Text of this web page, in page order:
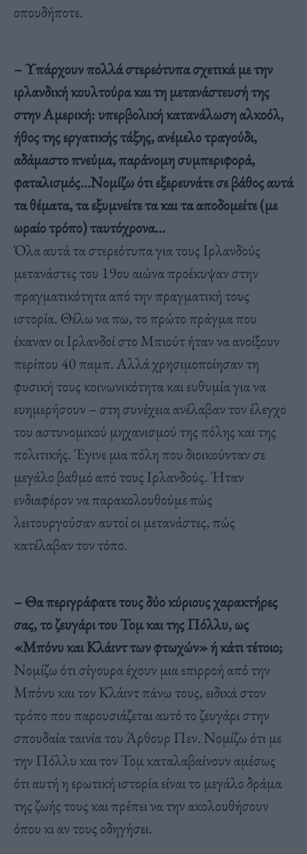
οπουδήποτε.
– Υπάρχουν πολλά στερεότυπα σχετικά με την
ιρλανδική κουλτούρα και τη μετανάστευσή της
στην Αμερική: υπερβολική κατανάλωση αλκοόλ,
ήθος της εργατικής τάξης, ανέμελο τραγούδι,
αδάμαστο πνεύμα, παράνομη συμπεριφορά,
φαταλισμός…Νομίζω ότι εξερευνάτε σε βάθος αυτά
τα θέματα, τα εξυμνείτε τα και τα αποδομείτε (με
ωραίο τρόπο) ταυτόχρονα…
Όλα αυτά τα στερεότυπα για τους Ιρλανδούς
μετανάστες του 19ου αιώνα προέκυψαν στην
πραγματικότητα από την πραγματική τους
ιστορία. Θέλω να πω, το πρώτο πράγμα που
έκαναν οι Ιρλανδοί στο Μπιούτ ήταν να ανοίξουν
περίπου 40 παμπ. Αλλά χρησιμοποίησαν τη
φυσική τους κοινωνικότητα και ευθυμία για να
ευημερήσουν – στη συνέχεια ανέλαβαν τον έλεγχο
του αστυνομικού μηχανισμού της πόλης και της
πολιτικής. Έγινε μια πόλη που διοικούνταν σε
μεγάλο βαθμό από τους Ιρλανδούς. Ήταν
ενδιαφέρον να παρακολουθούμε πώς
λειτουργούσαν αυτοί οι μετανάστες, πώς
κατέλαβαν τον τόπο.
– Θα περιγράφατε τους δύο κύριους χαρακτήρες
σας, το ζευγάρι του Τομ και της Πόλλυ, ως
«Μπόνυ και Κλάιντ των φτωχών» ή κάτι τέτοιο;
Νομίζω ότι σίγουρα έχουν μια επιρροή από την
Μπόνυ και τον Κλάιντ πάνω τους, ειδικά στον
τρόπο που παρουσιάζεται αυτό το ζευγάρι στην
σπουδαία ταινία του Άρθουρ Πεν. Νομίζω ότι με
την Πόλλυ και τον Τομ καταλαβαίνουν αμέσως
ότι αυτή η ερωτική ιστορία είναι το μεγάλο δράμα
της ζωής τους και πρέπει να την ακολουθήσουν
όπου κι αν τους οδηγήσει.